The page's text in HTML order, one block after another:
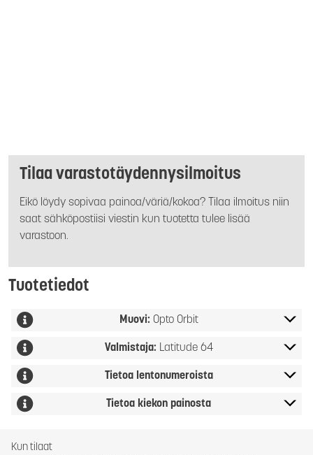
Tilaa varastotäydennysilmoitus
Eikö löydy sopivaa painoa/väriä/kokoa? Tilaa ilmoitus niin
saat sähköpostiisi viestin kun tuotetta tulee lisää
varastoon.
Tuotetiedot
Muovi: Opto Orbit
Valmistaja: Latitude 64
Tietoa lentonumeroista
Tietoa kiekon painosta
Kun tilaat